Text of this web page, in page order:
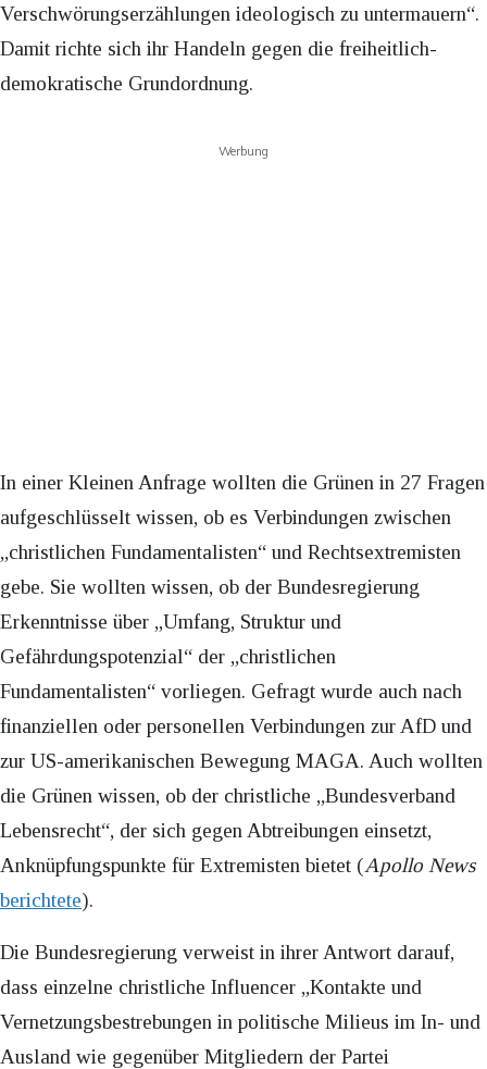
Verschwörungserzählungen ideologisch zu untermauern“.
Damit richte sich ihr Handeln gegen die freiheitlich-
demokratische Grundordnung.
Werbung
In einer Kleinen Anfrage wollten die Grünen in 27 Fragen
aufgeschlüsselt wissen, ob es Verbindungen zwischen
„christlichen Fundamentalisten“ und Rechtsextremisten
gebe. Sie wollten wissen, ob der Bundesregierung
Erkenntnisse über „Umfang, Struktur und
Gefährdungspotenzial“ der „christlichen
Fundamentalisten“ vorliegen. Gefragt wurde auch nach
finanziellen oder personellen Verbindungen zur AfD und
zur US-amerikanischen Bewegung MAGA. Auch wollten
die Grünen wissen, ob der christliche „Bundesverband
Lebensrecht“, der sich gegen Abtreibungen einsetzt,
Anknüpfungspunkte für Extremisten bietet (Apollo News
berichtete).
Die Bundesregierung verweist in ihrer Antwort darauf,
dass einzelne christliche Influencer „Kontakte und
Vernetzungsbestrebungen in politische Milieus im In- und
Ausland wie gegenüber Mitgliedern der Partei